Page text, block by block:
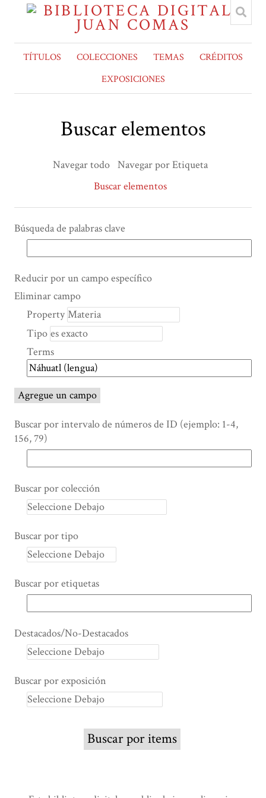
TÍTULOS COLECCIONES TEMAS
CRÉDITOS
EXPOSICIONES
Buscar elementos
Navegar todo Navegar por Etiqueta
Buscar elementos
Búsqueda de palabras clave
Number
rows
"Reducir
por
campo
específico":
1
Reducir por un campo específico
Search Property
Tipo de búsqueda
Términos de búsqueda
Ensamblador de Búsqueda
Eliminar campo
Property
Tipo
Terms
Agregue un campo
Buscar por intervalo de números de ID (ejemplo: 1-4,
156, 79)
Buscar por colección
Buscar por tipo
Buscar por etiquetas
Destacados/No-Destacados
Buscar por exposición